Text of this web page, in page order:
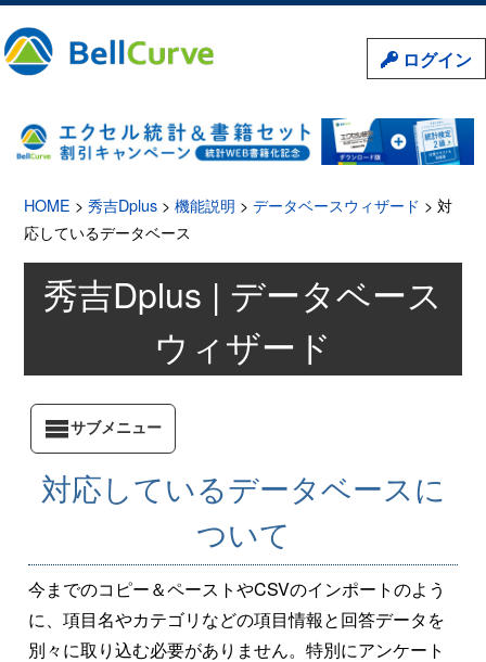
ログイン
HOME >秀吉Dplus >機能説明 >データベースウィザード > 対
応しているデータベース
秀吉Dplus | データベース
ウィザード
サブメニュー
対応しているデータベースに
ついて
今までのコピー＆ペーストやCSVのインポートのよう
に、項目名やカテゴリなどの項目情報と回答データを
別々に取り込む必要がありません。特別にアンケート